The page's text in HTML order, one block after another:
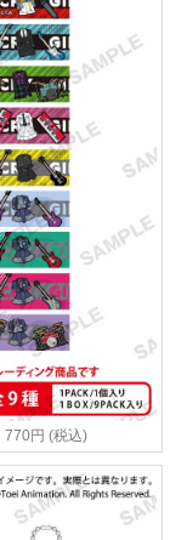
770円 (税込)